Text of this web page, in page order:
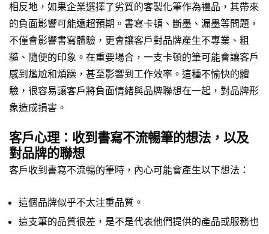
相反地，如果企業選擇了劣質的客製化筆作為禮品，其帶來
的負面影響可能遠超預期。書寫卡頓、斷墨、漏墨等問題，
不僅會影響書寫體驗，更會讓客戶對品牌產生不專業、粗
糙、隨便的印象。在重要場合，一支卡頓的筆可能會讓客戶
感到尷尬和煩躁，甚至影響到工作效率。這種不愉快的體
驗，很容易讓客戶將負面情緒與品牌聯想在一起，對品牌形
象造成損害。
客戶心理：收到書寫不流暢筆的想法，以及
對品牌的聯想
客戶收到書寫不流暢的筆時，內心可能會產生以下想法：
這個品牌似乎不太注重品質。
這支筆的品質很差，是不是代表他們提供的產品或服務也